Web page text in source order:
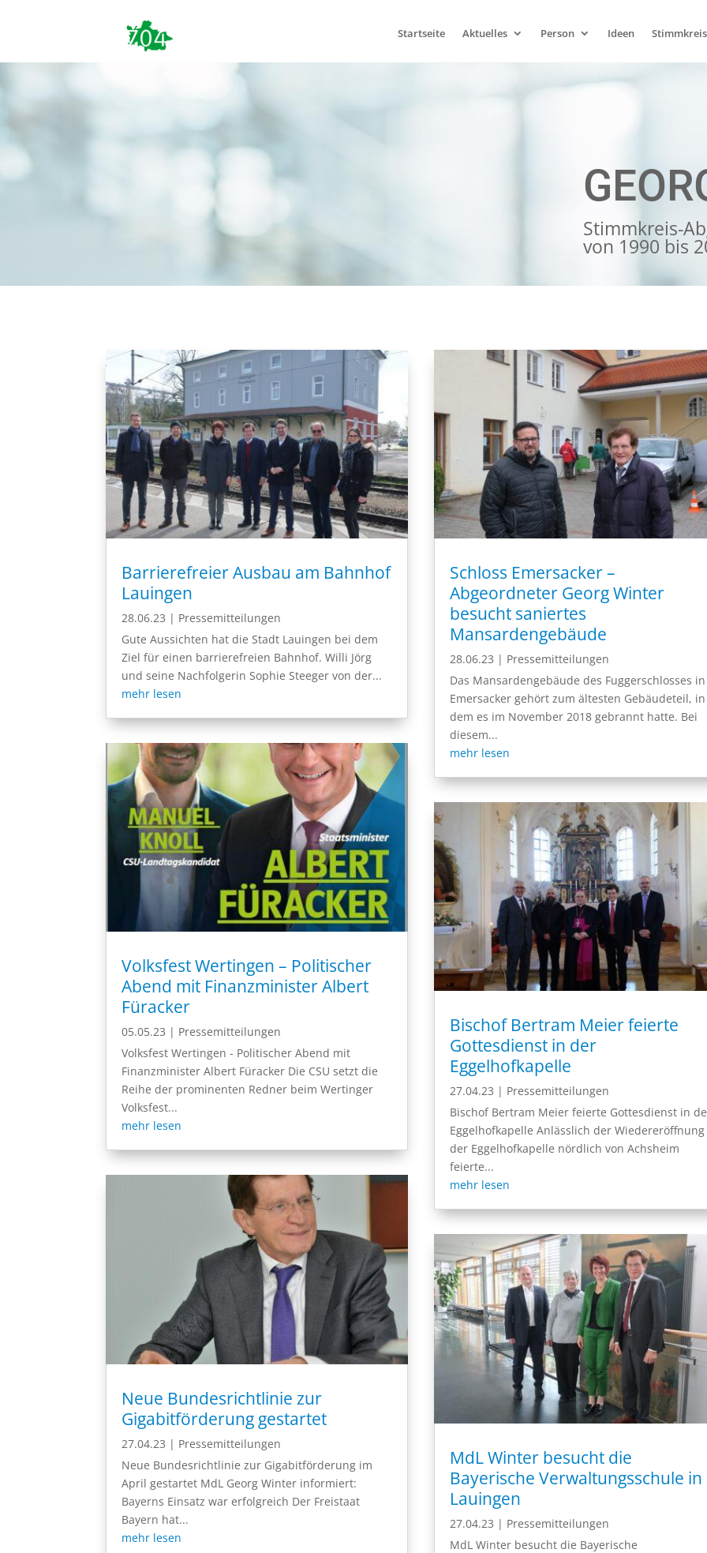
Startseite Aktuelles Person Ideen
Stimmkreis-
von 1990 bis
Barrierefreier Ausbau am Bahnhof
Lauingen
28.06.23 | Pressemitteilungen
Gute Aussichten hat die Stadt Lauingen bei dem
Ziel für einen barrierefreien Bahnhof. Willi Jörg
und seine Nachfolgerin Sophie Steeger von der...
mehr lesen
Volksfest Wertingen – Politischer
Abend mit Finanzminister Albert
Füracker
05.05.23 | Pressemitteilungen
Volksfest Wertingen - Politischer Abend mit
Finanzminister Albert Füracker Die CSU setzt die
Reihe der prominenten Redner beim Wertinger
Volksfest...
mehr lesen
Neue Bundesrichtlinie zur
Gigabitförderung gestartet
27.04.23 | Pressemitteilungen
Neue Bundesrichtlinie zur Gigabitförderung im
April gestartet MdL Georg Winter informiert:
Bayerns Einsatz war erfolgreich Der Freistaat
Bayern hat...
mehr lesen
Schloss Emersacker –
Abgeordneter Georg Winter
besucht saniertes
Mansardengebäude
28.06.23 | Pressemitteilungen
Das Mansardengebäude des Fuggerschlosses in
Emersacker gehört zum ältesten Gebäudeteil, in
dem es im November 2018 gebrannt hatte. Bei
diesem...
mehr lesen
Bischof Bertram Meier feierte
Gottesdienst in der
Eggelhofkapelle
27.04.23 | Pressemitteilungen
Bischof Bertram Meier feierte Gottesdienst in
Eggelhofkapelle Anlässlich der Wiedereröffnung
der Eggelhofkapelle nördlich von Achsheim
feierte...
mehr lesen
MdL Winter besucht die
Bayerische Verwaltungsschule in
Lauingen
27.04.23 | Pressemitteilungen
MdL Winter besucht die Bayerische